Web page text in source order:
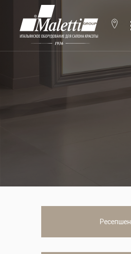
Ресепшен